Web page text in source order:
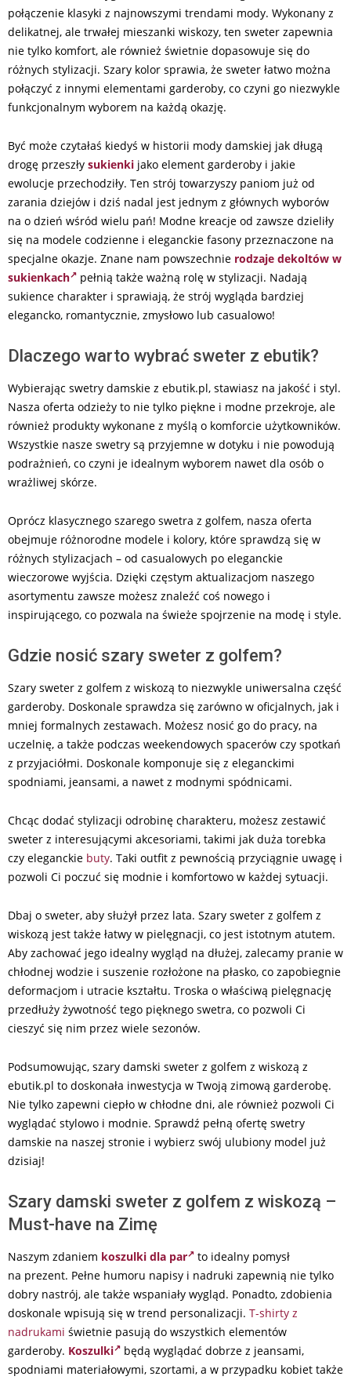
połączenie klasyki z najnowszymi trendami mody. Wykonany z
delikatnej, ale trwałej mieszanki wiskozy, ten sweter zapewnia
nie tylko komfort, ale również świetnie dopasowuje się do
różnych stylizacji. Szary kolor sprawia, że sweter łatwo można
połączyć z innymi elementami garderoby, co czyni go niezwykle
funkcjonalnym wyborem na każdą okazję.
Być może czytałaś kiedyś w historii mody damskiej jak długą
drogę przeszły sukienki jako element garderoby i jakie
ewolucje przechodziły. Ten strój towarzyszy paniom już od
zarania dziejów i dziś nadal jest jednym z głównych wyborów
na o dzień wśród wielu pań! Modne kreacje od zawsze dzieliły
się na modele codzienne i eleganckie fasony przeznaczone na
specjalne okazje. Znane nam powszechnie rodzaje dekoltów w
sukienkach
pełnią także ważną rolę w stylizacji. Nadają
sukience charakter i sprawiają, że strój wygląda bardziej
elegancko, romantycznie, zmysłowo lub casualowo!
Dlaczego warto wybrać sweter z ebutik?
Wybierając swetry damskie z ebutik.pl, stawiasz na jakość i styl.
Nasza oferta odzieży to nie tylko piękne i modne przekroje, ale
również produkty wykonane z myślą o komforcie użytkowników.
Wszystkie nasze swetry są przyjemne w dotyku i nie powodują
podrażnień, co czyni je idealnym wyborem nawet dla osób o
wrażliwej skórze.
Oprócz klasycznego szarego swetra z golfem, nasza oferta
obejmuje różnorodne modele i kolory, które sprawdzą się w
różnych stylizacjach – od casualowych po eleganckie
wieczorowe wyjścia. Dzięki częstym aktualizacjom naszego
asortymentu zawsze możesz znaleźć coś nowego i
inspirującego, co pozwala na świeże spojrzenie na modę i style.
Gdzie nosić szary sweter z golfem?
Szary sweter z golfem z wiskozą to niezwykle uniwersalna część
garderoby. Doskonale sprawdza się zarówno w oficjalnych, jak i
mniej formalnych zestawach. Możesz nosić go do pracy, na
uczelnię, a także podczas weekendowych spacerów czy spotkań
z przyjaciółmi. Doskonale komponuje się z eleganckimi
spodniami, jeansami, a nawet z modnymi spódnicami.
Chcąc dodać stylizacji odrobinę charakteru, możesz zestawić
sweter z interesującymi akcesoriami, takimi jak duża torebka
czy eleganckie buty. Taki outfit z pewnością przyciągnie uwagę i
pozwoli Ci poczuć się modnie i komfortowo w każdej sytuacji.
Dbaj o sweter, aby służył przez lata. Szary sweter z golfem z
wiskozą jest także łatwy w pielęgnacji, co jest istotnym atutem.
Aby zachować jego idealny wygląd na dłużej, zalecamy pranie w
chłodnej wodzie i suszenie rozłożone na płasko, co zapobiegnie
deformacjom i utracie kształtu. Troska o właściwą pielęgnację
przedłuży żywotność tego pięknego swetra, co pozwoli Ci
cieszyć się nim przez wiele sezonów.
Podsumowując, szary damski sweter z golfem z wiskozą z
ebutik.pl to doskonała inwestycja w Twoją zimową garderobę.
Nie tylko zapewni ciepło w chłodne dni, ale również pozwoli Ci
wyglądać stylowo i modnie. Sprawdź pełną ofertę swetry
damskie na naszej stronie i wybierz swój ulubiony model już
dzisiaj!
Szary damski sweter z golfem z wiskozą –
Must-have na Zimę
Naszym zdaniem koszulki dla par
to idealny pomysł
na prezent. Pełne humoru napisy i nadruki zapewnią nie tylko
dobry nastrój, ale także wspaniały wygląd. Ponadto, zdobienia
doskonale wpisują się w trend personalizacji. T-shirty z
nadrukami świetnie pasują do wszystkich elementów
garderoby. Koszulki
będą wyglądać dobrze z jeansami,
spodniami materiałowymi, szortami, a w przypadku kobiet także